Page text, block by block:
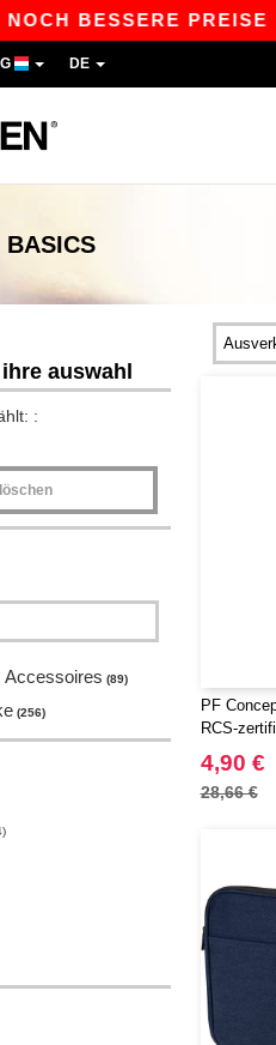
PREISE IN DER
DE
BASICS
auswahl
:
Accessoires (89)
(256)
PF
RCS-
4,90 €
28,66 €